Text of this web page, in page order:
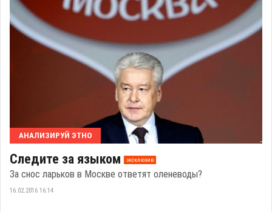
АНАЛИЗИРУЙ ЭТНО
Следите за языком эксклюзив
За снос ларьков в Москве ответят оленеводы?
16.02.2016 16:14